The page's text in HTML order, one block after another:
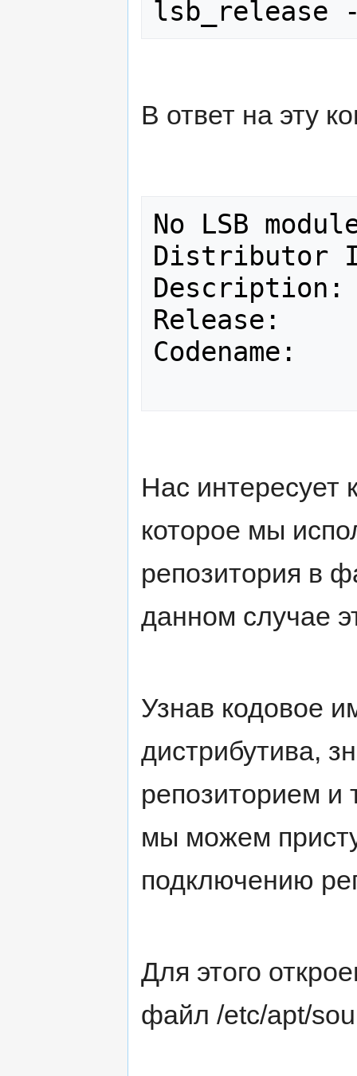
В ответ на эту
No LSB
Distributor ID:
Description:	Ubuntu 8.04.3 LTS
Release:	8.04
Codename:	hardy
Нас интересует
которое мы
репозитория в
данном случае
Узнав кодовое
дистрибутива,
репозиторием и
мы можем
подключению
Для этого
файл /etc/apt/